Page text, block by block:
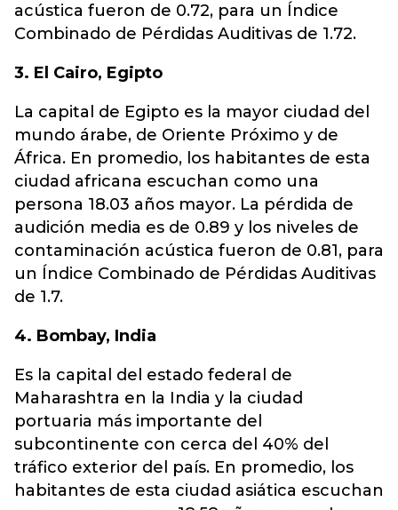
acústica fueron de 0.72, para un Índice
Combinado de Pérdidas Auditivas de 1.72.
3. El Cairo, Egipto
La capital de Egipto es la mayor ciudad del
mundo árabe, de Oriente Próximo y de
África. En promedio, los habitantes de esta
ciudad africana escuchan como una
persona 18.03 años mayor. La pérdida de
audición media es de 0.89 y los niveles de
contaminación acústica fueron de 0.81, para
un Índice Combinado de Pérdidas Auditivas
de 1.7.
4. Bombay, India
Es la capital del estado federal de
Maharashtra en la India y la ciudad
portuaria más importante del
subcontinente con cerca del 40% del
tráfico exterior del país. En promedio, los
habitantes de esta ciudad asiática escuchan